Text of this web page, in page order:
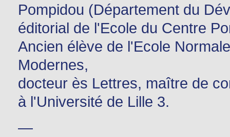
Pompidou (Département du
éditorial de l'Ecole du Centre
Ancien élève de l'Ecole
Modernes,
docteur ès Lettres, maître de
à l'Université de Lille 3.
—